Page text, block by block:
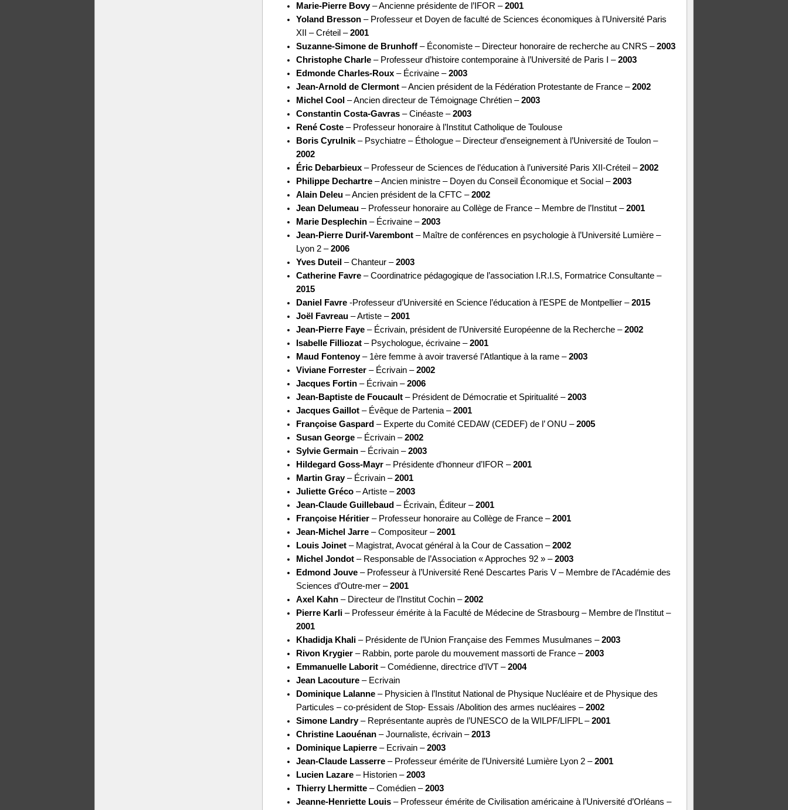
Marie-Pierre Bovy– Ancienne présidente de l’IFOR –2001
Yoland Bresson – Professeur et Doyen de faculté de Sciences économiques à l’Université Paris
XII – Créteil –2001
Suzanne-Simone de Brunhoff – Économiste – Directeur honoraire de recherche au CNRS –2003
Christophe Charle – Professeur d’histoire contemporaine à l’Université de Paris I –2003
Edmonde Charles-Roux – Écrivaine –2003
Jean-Arnold de Clermont – Ancien président de la Fédération Protestante de France –2002
Michel Cool – Ancien directeur de Témoignage Chrétien –2003
Constantin Costa-Gavras – Cinéaste –2003
René Coste – Professeur honoraire à l’Institut Catholique de Toulouse
Boris Cyrulnik – Psychiatre – Éthologue – Directeur d’enseignement à l’Université de Toulon –
2002
Éric Debarbieux – Professeur de Sciences de l’éducation à l’université Paris XII-Créteil –2002
Philippe Dechartre – Ancien ministre – Doyen du Conseil Économique et Social –2003
Alain Deleu – Ancien président de la CFTC –2002
Jean Delumeau – Professeur honoraire au Collège de France – Membre de l’Institut –2001
Marie Desplechin – Écrivaine –2003
Jean-Pierre Durif-Varembont – Maître de conférences en psychologie à l’Université Lumière –
Lyon 2 –2006
Yves Duteil – Chanteur –2003
Catherine Favre – Coordinatrice pédagogique de l’association I.R.I.S, Formatrice Consultante –
2015
Daniel Favre -Professeur d’Université en Science l’éducation à l’ESPE de Montpellier –2015
Joël Favreau – Artiste –2001
Jean-Pierre Faye – Écrivain, président de l’Université Européenne de la Recherche –2002
Isabelle Filliozat – Psychologue, écrivaine –2001
Maud Fontenoy– 1ère femme à avoir traversé l’Atlantique à la rame –2003
Viviane Forrester – Écrivain –2002
Jacques Fortin – Écrivain –2006
Jean-Baptiste de Foucault – Président de Démocratie et Spiritualité –2003
Jacques Gaillot – Évêque de Partenia –2001
Françoise Gaspard – Experte du Comité CEDAW (CEDEF) de l’ ONU –2005
Susan George – Écrivain –2002
Sylvie Germain – Écrivain –2003
Hildegard Goss-Mayr – Présidente d’honneur d’IFOR –2001
Martin Gray– Écrivain –2001
Juliette Gréco – Artiste –2003
Jean-Claude Guillebaud – Écrivain, Éditeur –2001
Françoise Héritier – Professeur honoraire au Collège de France –2001
Jean-Michel Jarre – Compositeur –2001
Louis Joinet – Magistrat, Avocat général à la Cour de Cassation –2002
Michel Jondot – Responsable de l’Association « Approches 92 » –2003
Edmond Jouve – Professeur à l’Université René Descartes Paris V – Membre de l’Académie des
Sciences d’Outre-mer –2001
Axel Kahn – Directeur de l’Institut Cochin –2002
Pierre Karli – Professeur émérite à la Faculté de Médecine de Strasbourg – Membre de l’Institut –
2001
Khadidja Khali – Présidente de l’Union Française des Femmes Musulmanes –2003
Rivon Krygier – Rabbin, porte parole du mouvement massorti de France –2003
Emmanuelle Laborit – Comédienne, directrice d’IVT –2004
Jean Lacouture – Ecrivain
Dominique Lalanne – Physicien à l’Institut National de Physique Nucléaire et de Physique des
Particules – co-président de Stop- Essais /Abolition des armes nucléaires –2002
Simone Landry– Représentante auprès de l’UNESCO de la WILPF/LIFPL –2001
Christine Laouénan – Journaliste, écrivain –2013
Dominique Lapierre – Ecrivain –2003
Jean-Claude Lasserre – Professeur émérite de l’Université Lumière Lyon 2 –2001
Lucien Lazare – Historien –2003
Thierry Lhermitte – Comédien –2003
Jeanne-Henriette Louis – Professeur émérite de Civilisation américaine à l’Université d’Orléans –